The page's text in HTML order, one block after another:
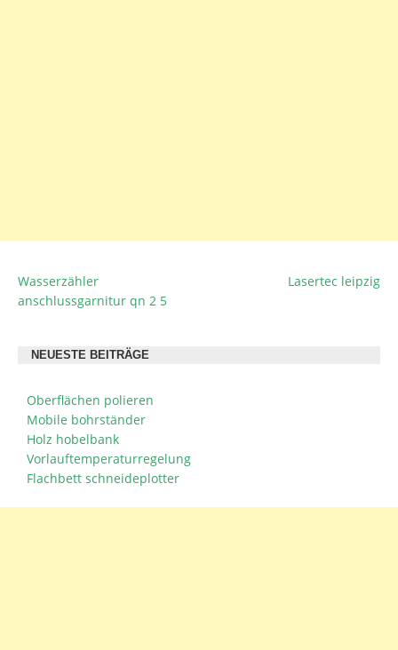
BEITRAGSNAVIGATION
Wasserzähler
anschlussgarnitur qn 2 5
Lasertec leipzig
NEUESTE BEITRÄGE
Oberflächen polieren
Mobile bohrständer
Holz hobelbank
Vorlauftemperaturregelung
Flachbett schneideplotter